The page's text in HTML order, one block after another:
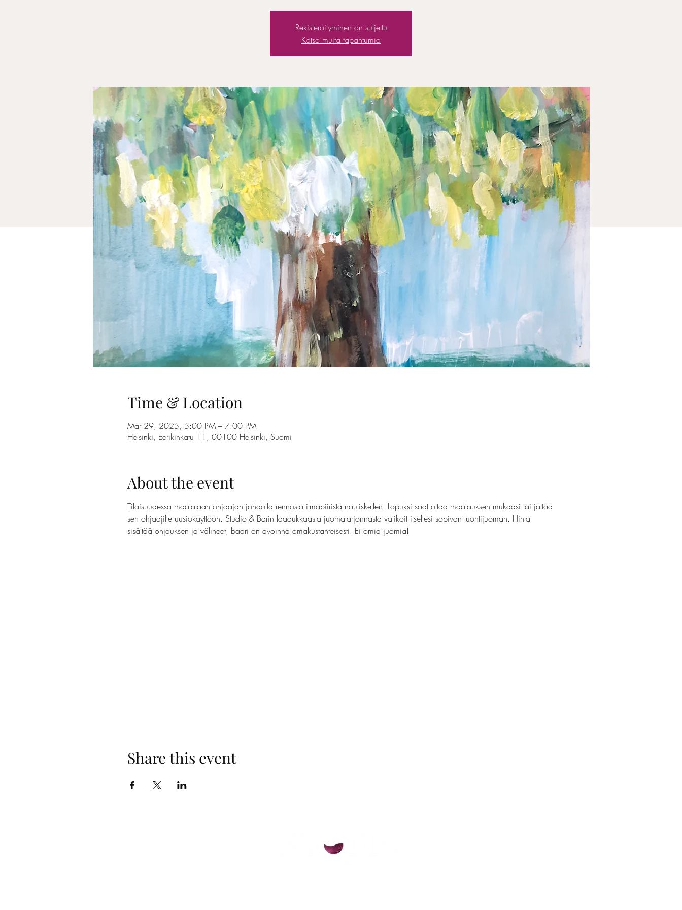
Rekisteröityminen on suljettu
Katso muita tapahtumia
Time & Location
Mar 29, 2025, 5:00 PM – 7:00 PM
Helsinki, Eerikinkatu 11, 00100 Helsinki, Suomi
About the event
Tilaisuudessa maalataan ohjaajan johdolla rennosta ilmapiiristä nautiskellen. Lopuksi saat ottaa maalauksen mukaasi tai jättää
sen ohjaajille uusiokäyttöön. Studio & Barin laadukkaasta juomatarjonnasta valikoit itsellesi sopivan luontijuoman. Hinta
sisältää ohjauksen ja välineet, baari on avoinna omakustanteisesti. Ei omia juomia!
Share this event